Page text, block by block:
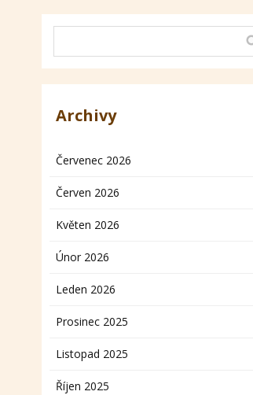
Archivy
Červenec 2026
Červen 2026
Květen 2026
Únor 2026
Leden 2026
Prosinec 2025
Listopad 2025
Říjen 2025